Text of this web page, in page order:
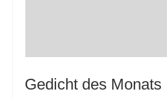
Gedicht des Monats